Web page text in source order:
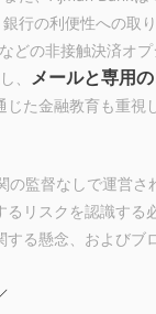
行の利便性への取り
などの非接触決済オ
、 メールと専用
た金融教育も重視
の監督なしで運営
リスクを認識する
る懸念、およびブ